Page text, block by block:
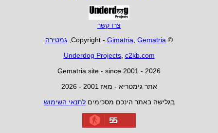
צרו קשר
© Copyright -
Gimatria, Gematria
, גמטירה
Underdog Projects, c2kb.com
Gematria site - since 2001 - 2026
אתר גימטריא - מאז 2001 - 2026
בגלישה באתר הינכם מסכימיםלתנאי השימוש
55